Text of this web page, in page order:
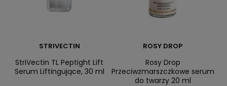
STRIVECTIN
StriVectin TL Peptight Lift
Serum Liftingujące, 30 ml
ROSY DROP
Rosy Drop
Przeciwzmarszczkowe serum
do twarzy 20 ml